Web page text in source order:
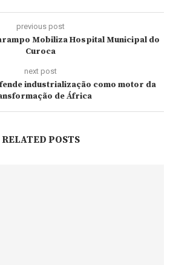
previous post
Mobiliza Hospital Municipal do
Curoca
next post
industrialização como motor da
de África
RELATED POSTS